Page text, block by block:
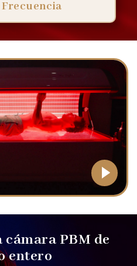
Frecuencia
PBM de
entero